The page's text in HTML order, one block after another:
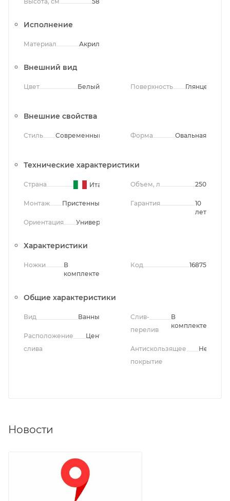
Исполнение
Материал Акрил
Внешний вид
Цвет Белый Поверхность Глянцевая
Внешние свойства
Стиль Современный Форма Овальная
Технические характеристики
Страна Италия
Монтаж Пристенный
Ориентация Универсальная
Объем, л 250
Гарантия
10
лет
Характеристики
Ножки
В
комплекте
Код 16875
Общие характеристики
Вид Ванны
Расположение
слива
Центральное
Слив-
перелив
В
комплекте
Антискользящее
покрытие
Нет
Новости